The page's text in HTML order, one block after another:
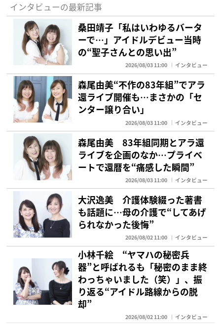
インタビューの最新記事
桑田靖子「私はいわゆるバータ
ーで…」アイドルデビュー当時
の“聖子さんとの思い出”
2026/08/03 11:00 インタビュー
森尾由美“不作の83年組”でアラ
還ライブ開催も…まさかの「セ
ンター譲り合い」
2026/08/03 11:00 インタビュー
森尾由美 83年組同期とアラ還
ライブを企画のなか…プライベ
ートで還暦を“痛感した瞬間”
2026/08/03 11:00 インタビュー
大沢逸美 介護体験綴った著書
も話題に…母の介護で“してあげ
られなかった後悔”
2026/08/02 11:00 インタビュー
小林千絵 “ヤマハの秘密兵
器”と呼ばれるも「秘密のまま終
わっちゃいました（笑）」、振
り返る“アイドル路線からの脱
却”
2026/08/02 11:00 インタビュー